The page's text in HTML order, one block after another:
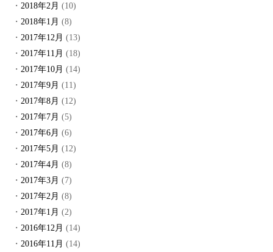
2018年2月 (10)
2018年1月 (8)
2017年12月 (13)
2017年11月 (18)
2017年10月 (14)
2017年9月 (11)
2017年8月 (12)
2017年7月 (5)
2017年6月 (6)
2017年5月 (12)
2017年4月 (8)
2017年3月 (7)
2017年2月 (8)
2017年1月 (2)
2016年12月 (14)
2016年11月 (14)